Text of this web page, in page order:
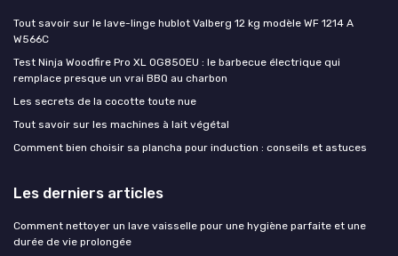
Tout savoir sur le lave-linge hublot Valberg 12 kg modèle WF 1214 A
W566C
Test Ninja Woodfire Pro XL OG850EU : le barbecue électrique qui
remplace presque un vrai BBQ au charbon
Les secrets de la cocotte toute nue
Tout savoir sur les machines à lait végétal
Comment bien choisir sa plancha pour induction : conseils et astuces
Les derniers articles
Comment nettoyer un lave vaisselle pour une hygiène parfaite et une
durée de vie prolongée